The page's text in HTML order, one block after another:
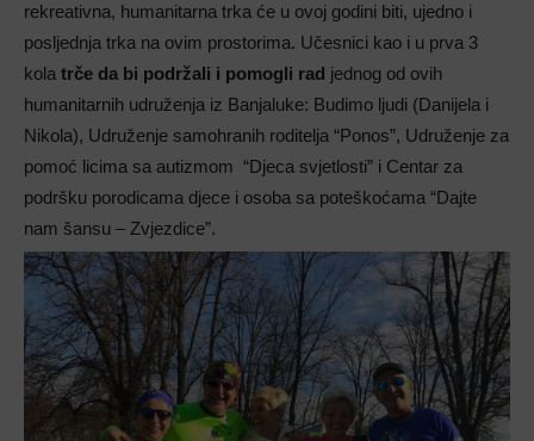
rekreativna, humanitarna trka će u ovoj godini biti, ujedno i
posljednja trka na ovim prostorima. Učesnici kao i u prva 3
kola trče da bi podržali i pomogli rad jednog od ovih
humanitarnih udruženja iz Banjaluke: Budimo ljudi (Danijela i
Nikola), Udruženje samohranih roditelja “Ponos”, Udruženje za
pomoć licima sa autizmom “Djeca svjetlosti” i Centar za
podršku porodicama djece i osoba sa poteškoćama “Dajte
nam šansu – Zvjezdice”.